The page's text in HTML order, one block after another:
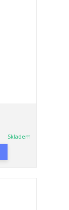
Skladem